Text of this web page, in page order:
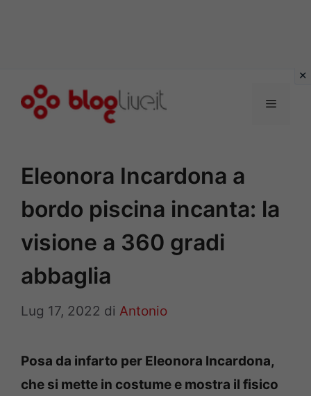
Menu
Eleonora Incardona a
bordo piscina incanta: la
visione a 360 gradi
abbaglia
Lug 17, 2022 di Antonio
Posa da infarto per Eleonora Incardona,
che si mette in costume e mostra il fisico